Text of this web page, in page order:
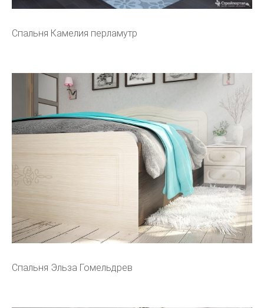
Спальня Камелия перламутр
Спальня Эльза Гомельдрев